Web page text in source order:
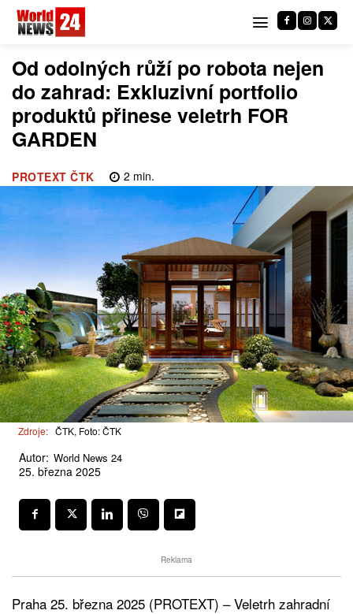
Od odolných růží po robota nejen
do zahrad: Exkluzivní portfolio
produktů přinese veletrh FOR
GARDEN
PROTEXT ČTK 2 min.
Zdroje: ČTK, Foto: ČTK
Autor: World News 24
25. března 2025
Reklama
Praha 25. března 2025 (PROTEXT) – Veletrh zahradní